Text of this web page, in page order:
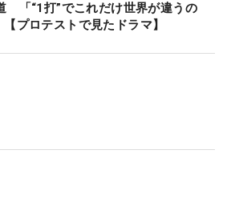
トルにつけたもののパー。気持
ではない状況だが、母はやはり
ていれば1打及ばずに不合格だ
「“1打”でこれだけ世界が違うの
プロテストで見たドラマ】